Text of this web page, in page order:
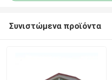
Συνιστώμενα προϊόντα